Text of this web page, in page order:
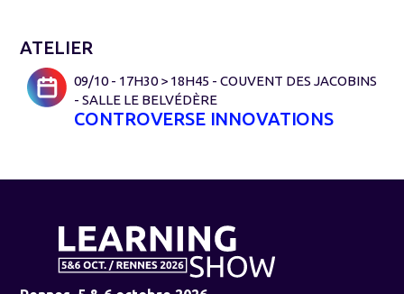
ATELIER
09/10 - 17H30 > 18H45 - COUVENT DES JACOBINS
- SALLE LE BELVÉDÈRE
CONTROVERSE INNOVATIONS